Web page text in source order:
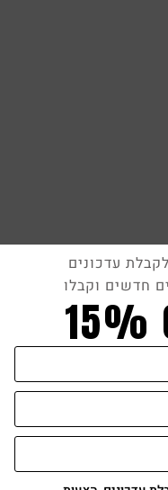
עדכונים
חדשים וקבלו
15%